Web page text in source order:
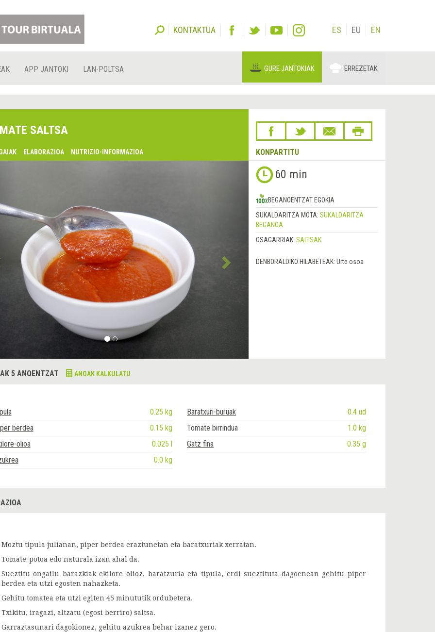
KONTAKTUA ES EU EN
APP JANTOKI LAN-POLTSA GURE JANTOKIAK ERREZETAK
SALTSA
ELABORAZIOA NUTRIZIO-INFORMAZIOA KONPARTITU
Hurrengoa
&rsaquo; 60 min
BEGANOENTZAT EGOKIA
SUKALDARITZA MOTA: SUKALDARITZA
BEGANOA
OSAGARRIAK: SALTSAK
DENBORALDIKO HILABETEAK: Urte osoa
5 ANOENTZAT ANOAK KALKULATU
0.25 kg Baratxuri-buruak
0.4 ud
berdea
0.15 kg Tomate birrindua
1.0 kg
olioa
0.025 l Gatz fina
0.35 g
0.0 kg
Moztu tipula julianan, piper berdea eraztunetan eta baratxuriak xerratan.
Tomate-potoa edo naturala izan ahal da.
Sueztitu ongailu barazkiak ekilore olioz, baratzuria eta tipula, erdi sueztituta dagoenean gehitu piper
berdea eta utzi egosten nahazketa.
Gehitu tomatea eta utzi egiten 45 minututik ordubetera.
Txikitu, iragazi, altzatu (egosi berriro) saltsa.
Garraztasunari dagokionez, gehitu azukrea behar izanez gero.